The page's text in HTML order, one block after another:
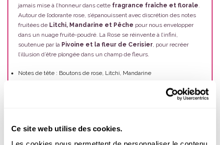
Ce site web utilise des cookies.
jamais mise à l’honneur dans cette fragrance fraîche et florale.
Autour de l’odorante rose, s’épanouissent avec discrétion des notes
fruitées de Litchi, Mandarine et Pêche pour nous envelopper
dans un nuage fruité-poudré. La Rose se réinvente à l’infini,
soutenue par la Pivoine et la fleur de Cerisier, pour recréer
l’illusion d’être plongée dans un champ de fleurs.
Notes de tête : Boutons de rose, Litchi, Mandarine
Le début de l’automne et le contexte sanitaire peuvent jouer sur